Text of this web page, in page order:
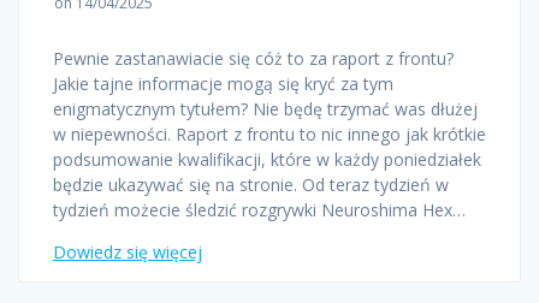
Pewnie zastanawiacie się cóż to za raport z frontu?
Jakie tajne informacje mogą się kryć za tym
enigmatycznym tytułem? Nie będę trzymać was dłużej
w niepewności. Raport z frontu to nic innego jak krótkie
podsumowanie kwalifikacji, które w każdy poniedziałek
będzie ukazywać się na stronie. Od teraz tydzień w
tydzień możecie śledzić rozgrywki Neuroshima Hex…
Dowiedz się więcej